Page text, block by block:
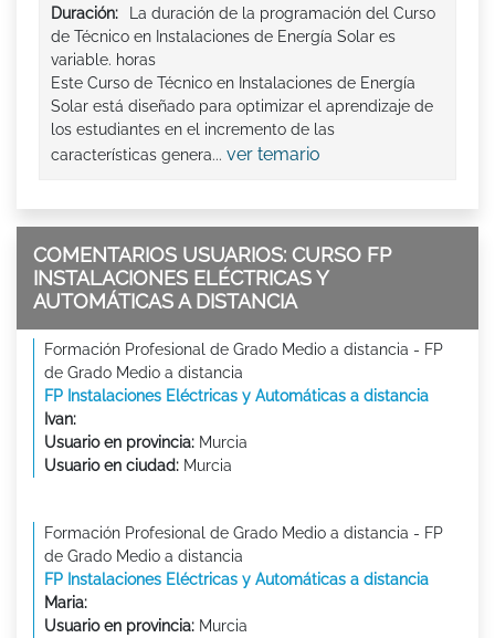
Duración:
La duración de la programación del Curso
de Técnico en Instalaciones de Energía Solar es
variable. horas
Este Curso de Técnico en Instalaciones de Energía
Solar está diseñado para optimizar el aprendizaje de
los estudiantes en el incremento de las
características genera... ver temario
COMENTARIOS USUARIOS: CURSO FP
INSTALACIONES ELÉCTRICAS Y
AUTOMÁTICAS A DISTANCIA
Formación Profesional de Grado Medio a distancia - FP
de Grado Medio a distancia
FP Instalaciones Eléctricas y Automáticas a distancia
Ivan:
Usuario en provincia: Murcia
Usuario en ciudad: Murcia
Formación Profesional de Grado Medio a distancia - FP
de Grado Medio a distancia
FP Instalaciones Eléctricas y Automáticas a distancia
Maria:
Usuario en provincia: Murcia